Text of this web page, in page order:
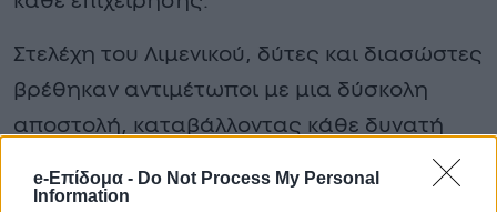
e-Επίδομα - Do Not Process My Personal
Information
Στελέχη του Λιμενικού, δύτες και διασώστες
βρέθηκαν αντιμέτωποι με μια δύσκολη
αποστολή, καταβάλλοντας κάθε δυνατή
προσπάθεια για τον εντοπισμό του οδηγού.
Παρά την ταχύτητα με την οποία